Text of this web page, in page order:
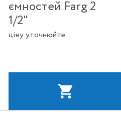
ємностей Farg 2
1/2"
ціну уточнюйте